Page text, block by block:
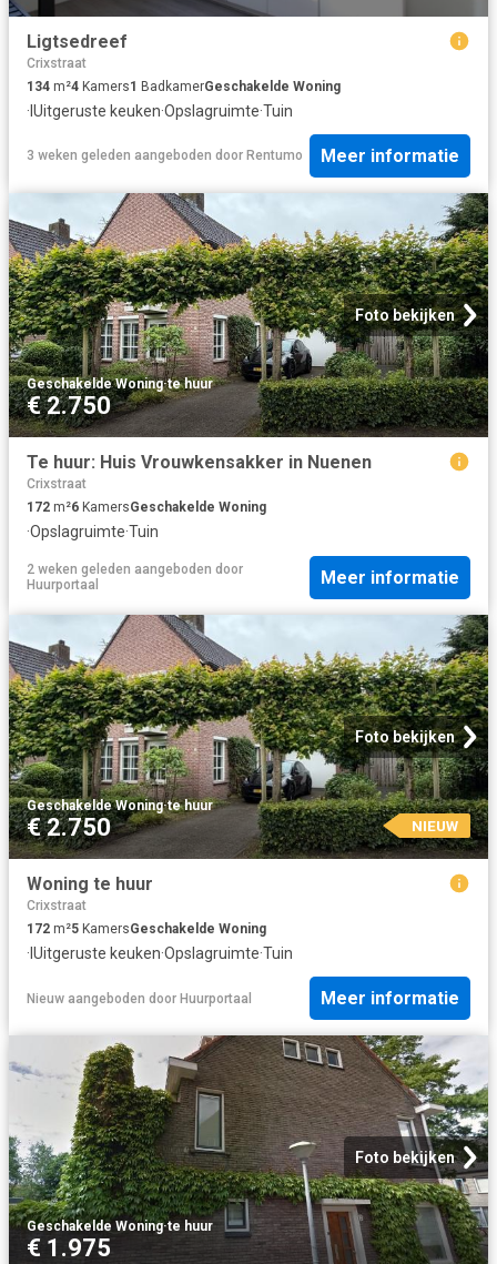
Ligtsedreef
Crixstraat
134 m²4 Kamers1 BadkamerGeschakelde Woning
·IUitgeruste keuken·Opslagruimte·Tuin
3 weken geleden aangeboden door Rentumo Meer informatie
Foto bekijken
Geschakelde Woning·te huur
€ 2.750
Te huur: Huis Vrouwkensakker in Nuenen
Crixstraat
172 m²6 KamersGeschakelde Woning
·Opslagruimte·Tuin
2 weken geleden aangeboden door
Huurportaal
Meer informatie
Foto bekijken
Geschakelde Woning·te huur
€ 2.750 NIEUW
Woning te huur
Crixstraat
172 m²5 KamersGeschakelde Woning
· IUitgeruste keuken·Opslagruimte·Tuin
Nieuw aangeboden door Huurportaal Meer informatie
Foto bekijken
Geschakelde Woning·te huur
€ 1.975